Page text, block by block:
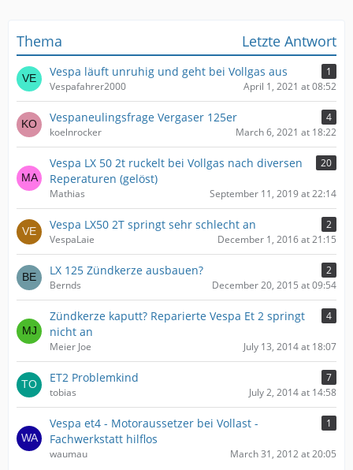
Thema Letzte Antwort
Vespa läuft unruhig und geht bei Vollgas aus
1
Vespafahrer2000
April 1, 2021 at 08:52
Vespaneulingsfrage Vergaser 125er
4
koelnrocker
March 6, 2021 at 18:22
Vespa LX 50 2t ruckelt bei Vollgas nach diversen
Reperaturen (gelöst)
20
Mathias September 11, 2019 at 22:14
Vespa LX50 2T springt sehr schlecht an
2
VespaLaie
December 1, 2016 at 21:15
LX 125 Zündkerze ausbauen?
2
Bernds
December 20, 2015 at 09:54
Zündkerze kaputt? Reparierte Vespa Et 2 springt
nicht an
4
Meier Joe July 13, 2014 at 18:07
ET2 Problemkind
7
tobias
July 2, 2014 at 14:58
Vespa et4 - Motoraussetzer bei Vollast -
Fachwerkstatt hilflos
1
waumau March 31, 2012 at 20:05